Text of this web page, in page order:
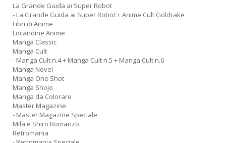
La Grande Guida ai Super Robot
- La Grande Guida ai Super Robot + Anime Cult Goldrake
Libri di Anime
Locandine Anime
Manga Classic
Manga Cult
- Manga Cult n.4 + Manga Cult n.5 + Manga Cult n.6
Manga Novel
Manga One Shot
Manga Shojo
Manga da Colorare
Master Magazine
- Master Magazine Speciale
Mila e Shiro Romanzo
Retromania